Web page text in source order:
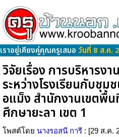
เราอยู่เคียงคู่คุณครูเสมอ วันที่ 8 ส.ค.
วิจัยเรื่อง การบริหารง
ระหว่างโรงเรียนกับชุม
อแม็ง สำนักงานเขตพื้
ศึกษายะลา เขต 1
โพสต์โดย นางรอสนี การี : [29 ส.ค.